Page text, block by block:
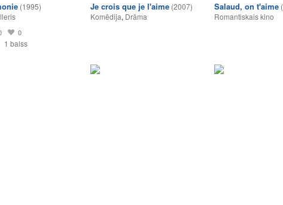
(1995)
0
1 balss
Je crois que je l'aime (2007)
Komēdija, Drāma
Salaud, on t'aime
Romantiskais kino